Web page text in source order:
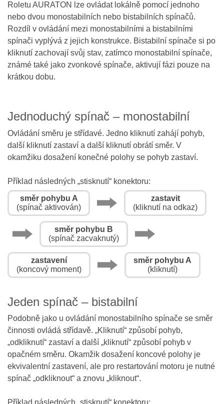
Roletu AURATON lze ovládat lokálně pomocí jednoho
nebo dvou monostabilních nebo bistabilních spínačů.
Rozdíl v ovládání mezi monostabilními a bistabilními
spínači vyplývá z jejich konstrukce. Bistabilní spínače si po
kliknutí zachovají svůj stav, zatímco monostabilní spínače,
známé také jako zvonkové spínače, aktivují fázi pouze na
krátkou dobu.
Jednoduchý spínač – monostabilní
Ovládání směru je střídavé. Jedno kliknutí zahájí pohyb,
další kliknutí zastaví a další kliknutí obrátí směr. V
okamžiku dosažení konečné polohy se pohyb zastaví.
Příklad následných „stisknutí“ konektoru:
směr pohybu A
(spínač aktivován)
zastavit
(kliknutí na odkaz)
směr pohybu B
(spínač zacvaknutý)
zastavení
(koncový moment)
směr pohybu A
(kliknutí)
Jeden spínač – bistabilní
Podobně jako u ovládání monostabilního spínače se směr
činnosti ovládá střídavě. „Kliknutí“ způsobí pohyb,
„odkliknutí“ zastaví a další „kliknutí“ způsobí pohyb v
opačném směru. Okamžik dosažení koncové polohy je
ekvivalentní zastavení, ale pro restartování motoru je nutné
spínač „odkliknout“ a znovu „kliknout“.
Příklad následných „stisknutí“ konektoru: